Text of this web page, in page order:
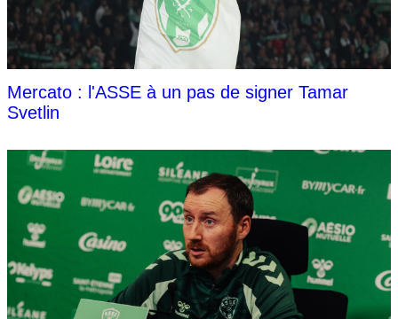
Mercato : l'ASSE à un pas de signer Tamar
Svetlin